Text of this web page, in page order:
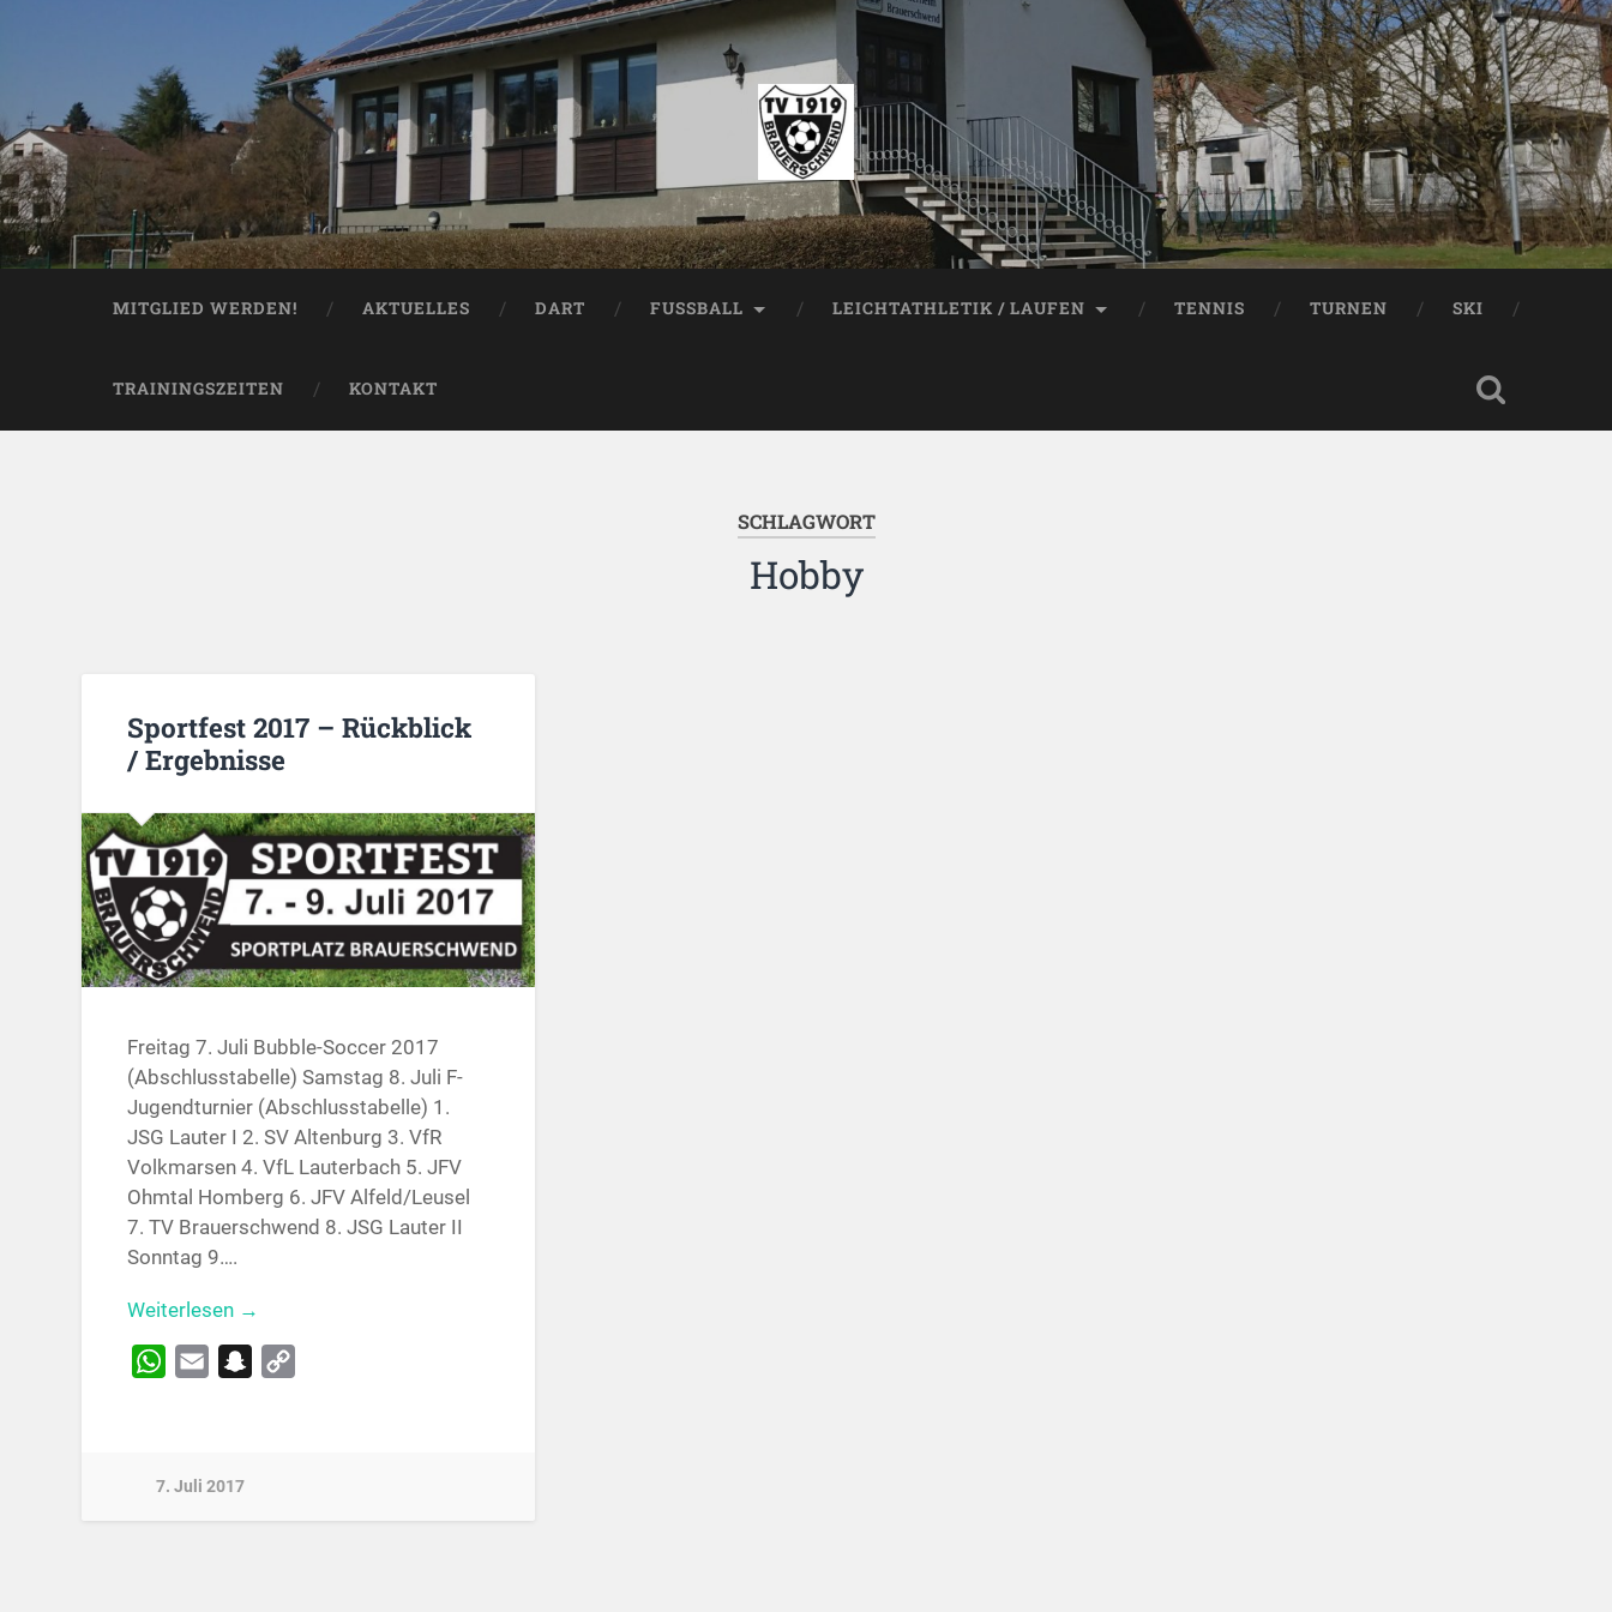
MITGLIED WERDEN! AKTUELLES DART FUSSBALL LEICHTATHLETIK / LAUFEN TENNIS TURNEN SKI
TRAININGSZEITEN KONTAKT
SCHLAGWORT
Hobby
Sportfest 2017 – Rückblick
/ Ergebnisse
Freitag 7. Juli Bubble-Soccer 2017
(Abschlusstabelle) Samstag 8. Juli F-
Jugendturnier (Abschlusstabelle) 1.
JSG Lauter I 2. SV Altenburg 3. VfR
Volkmarsen 4. VfL Lauterbach 5. JFV
Ohmtal Homberg 6. JFV Alfeld/Leusel
7. TV Brauerschwend 8. JSG Lauter II
Sonntag 9….
Weiterlesen →
WhatsApp
Email Snapchat
7. Juli 2017